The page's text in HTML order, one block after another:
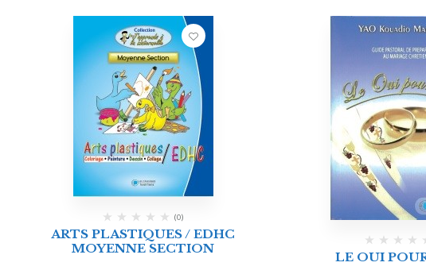
(0)
ARTS PLASTIQUES / EDHC
MOYENNE SECTION
LE OUI